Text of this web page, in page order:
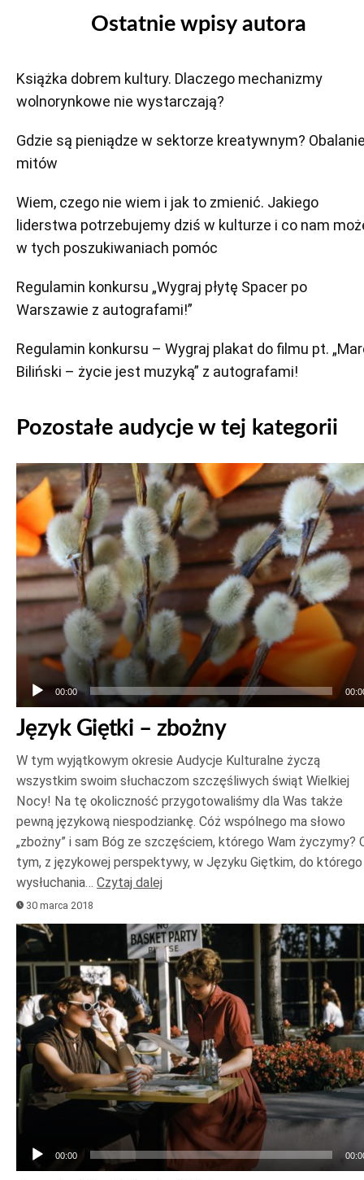
Ostatnie wpisy autora
Książka dobrem kultury. Dlaczego mechanizmy
wolnorynkowe nie wystarczają?
Gdzie są pieniądze w sektorze kreatywnym?
mitów
Wiem, czego nie wiem i jak to zmienić. Jakiego
liderstwa potrzebujemy dziś w kulturze i co nam
w tych poszukiwaniach pomóc
Regulamin konkursu „Wygraj płytę Spacer po
Warszawie z autografami!”
Regulamin konkursu – Wygraj plakat do filmu pt.
Biliński – życie jest muzyką” z autografami!
Pozostałe audycje w tej kategorii
Odtwarzacz
plików
dźwiękowych
00:00
Język Giętki – zbożny
W tym wyjątkowym okresie Audycje Kulturalne życzą
wszystkim swoim słuchaczom szczęśliwych świąt Wielkiej
Nocy! Na tę okoliczność przygotowaliśmy dla Was także
pewną językową niespodziankę. Cóż wspólnego ma słowo
„zbożny” i sam Bóg ze szczęściem, którego Wam życzymy?
tym, z językowej perspektywy, w Języku Giętkim, do którego
wysłuchania… Czytaj dalej
30 marca 2018
Odtwarzacz
dźwiękowych
00:00